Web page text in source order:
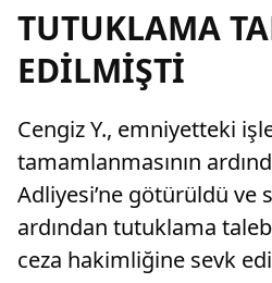
TUTUKLAMA
EDİLMİŞTİ
Cengiz Y., emniyetteki
tamamlanmasının
Adliyesi’ne götürüldü ve
ardından tutuklama
ceza hakimliğine sevk